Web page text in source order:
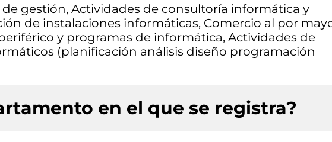
gestión, Actividades de consultoría informática y
de instalaciones informáticas, Comercio al por
y programas de informática, Actividades de
(planificación análisis diseño programación
en el que se registra?